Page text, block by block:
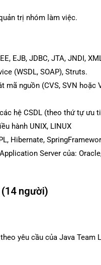
trị nhóm làm việc.
EJB, JDBC, JTA, JNDI,
(WSDL, SOAP), Struts.
mã nguồn (CVS, SVN
hệ CSDL (theo thứ tự ưu
hành UNIX, LINUX
Hibernate,
Server của:
(14 người)
yêu cầu của Java Team